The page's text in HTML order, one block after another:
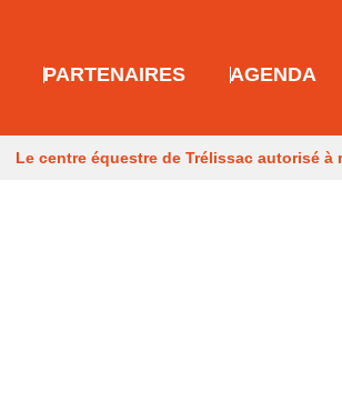
PARTENAIRES AGENDA
Le centre équestre de Trélissac autorisé à